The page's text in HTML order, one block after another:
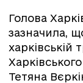
Голова
зазначила,
харківській
Тетяна